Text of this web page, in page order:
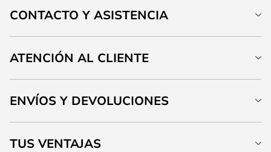
CONTACTO Y ASISTENCIA
ATENCIÓN AL CLIENTE
ENVÍOS Y DEVOLUCIONES
TUS VENTAJAS